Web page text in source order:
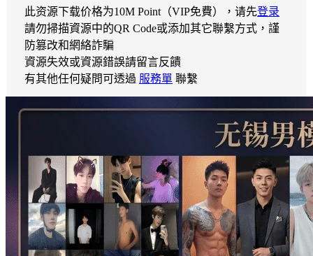
此资源下载价格为10M Point（VIP免費），请先登录
請勿掃描資源中的QR Code或添加其它聯繫方式，謹
防篡改和網絡詐騙
資源失效或資源錯誤請留言反饋
有其他任何疑問可透過 服務單 聯繫